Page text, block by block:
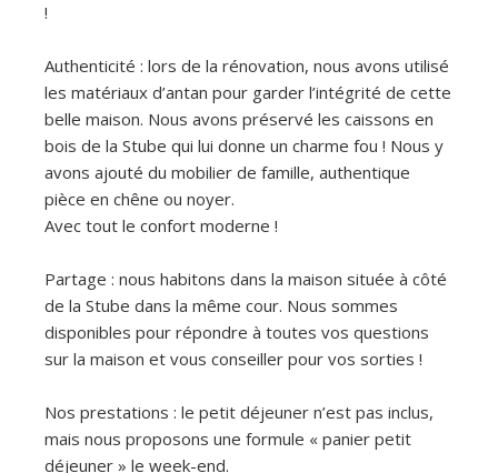
!
Authenticité : lors de la rénovation, nous avons utilisé
les matériaux d’antan pour garder l’intégrité de cette
belle maison. Nous avons préservé les caissons en
bois de la Stube qui lui donne un charme fou ! Nous y
avons ajouté du mobilier de famille, authentique
pièce en chêne ou noyer.
Avec tout le confort moderne !
Partage : nous habitons dans la maison située à côté
de la Stube dans la même cour. Nous sommes
disponibles pour répondre à toutes vos questions
sur la maison et vous conseiller pour vos sorties !
Nos prestations : le petit déjeuner n’est pas inclus,
mais nous proposons une formule « panier petit
déjeuner » le week-end.